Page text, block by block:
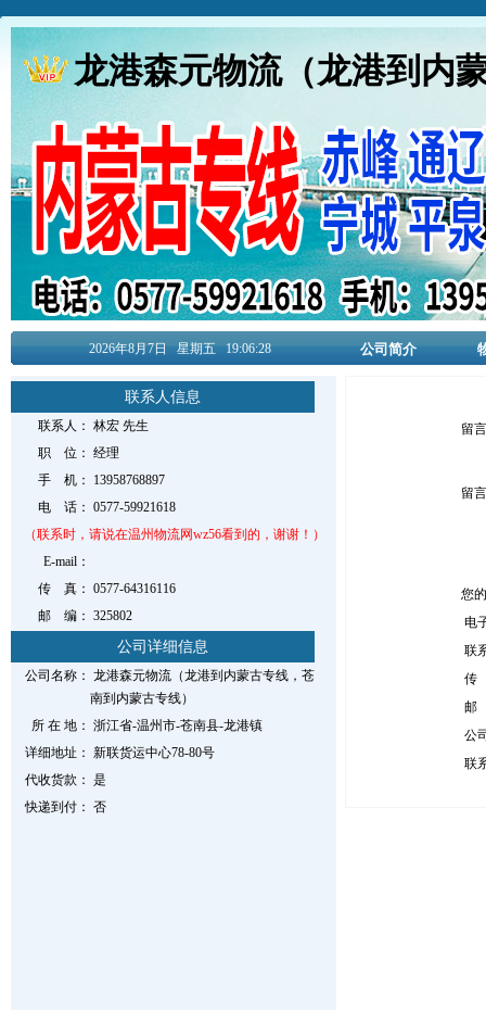
龙港森元物流（龙港到内
2026年8月7日 星期五 19:06:29 公司简介
联系人信息
联系人： 林宏 先生
职 位： 经理
手 机：
13958768897
电 话： 0577-59921618
（联系时，请说在温州物流网wz56看到的，谢谢！）
E-mail：
传 真： 0577-64316116
邮 编： 325802
公司详细信息
公司名称： 龙港森元物流（龙港到内蒙古专线，苍
南到内蒙古专线）
所 在 地： 浙江省-温州市-苍南县-龙港镇
详细地址： 新联货运中心78-80号
代收货款： 是
快递到付： 否
留
留
您
电
联
公
联